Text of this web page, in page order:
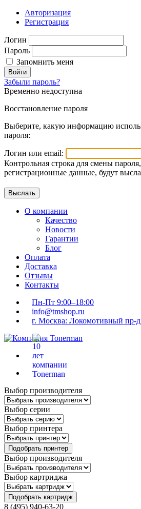
Авторизация
Регистрация
Логин
Пароль
Запомнить меня
Войти
Забыли пароль?
Временно недоступна
Восстановление пароля
Выберите, какую информацию
пароля:
Логин или email:
Контрольная строка для смены
регистрационные данные, будут
О компании
Качество
Новости
Гарантии
Блог
Оплата
Доставка
Отзывы
Контакты
Пн-Пт 9:00–18:00
info@tmshop.ru
г. Москва: Локомотивный пр-д
Выбор производителя
Выбор серии
Выбор принтера
Подобрать принтер
Выбор производителя
Выбор картриджа
Подобрать картридж
8 (495) 940-63-20